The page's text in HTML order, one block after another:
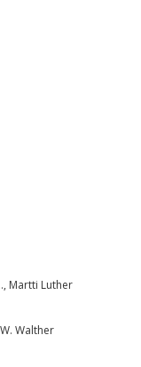
Martti Luther
Walther